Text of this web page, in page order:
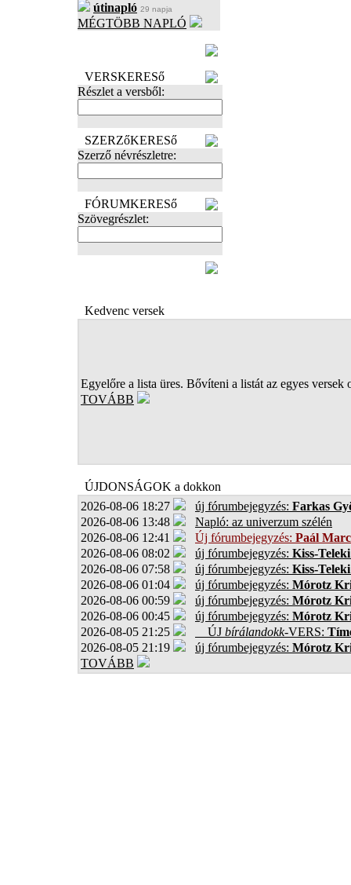
útinapló 29 napja
MÉGTÖBB NAPLÓ
VERSKERESő
Részlet a versből:
SZERZőKERESő
Szerző névrészletre:
FÓRUMKERESő
Szövegrészlet:
Kedvenc versek
Egyelőre a lista üres. Bővíteni a listát az egyes versek
TOVÁBB
ÚJDONSÁGOK a dokkon
2026-08-06 18:27
új fórumbejegyzés: Farkas
2026-08-06 13:48
Napló: az univerzum szélén
2026-08-06 12:41
Új fórumbejegyzés: Paál
2026-08-06 08:02
új fórumbejegyzés: Kiss-
2026-08-06 07:58
új fórumbejegyzés: Kiss-
2026-08-06 01:04
új fórumbejegyzés: Mórotz
2026-08-06 00:59
új fórumbejegyzés: Mórotz
2026-08-06 00:45
új fórumbejegyzés: Mórotz
2026-08-05 21:25
ÚJ bírálandokk-VERS:
2026-08-05 21:19
új fórumbejegyzés: Mórotz
TOVÁBB